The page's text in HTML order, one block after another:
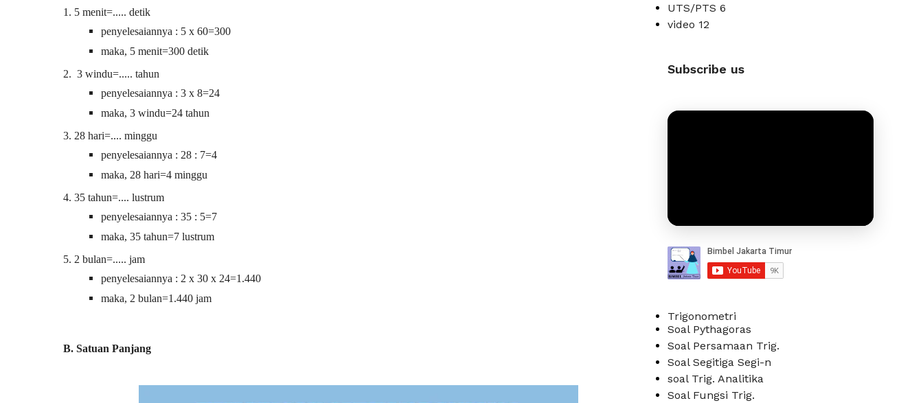
1. 5 menit=..... detik
penyelesaiannya : 5 x 60=300
maka, 5 menit=300 detik
2. 3 windu=..... tahun
penyelesaiannya : 3 x 8=24
maka, 3 windu=24 tahun
3. 28 hari=.... minggu
penyelesaiannya : 28 : 7=4
maka, 28 hari=4 minggu
4. 35 tahun=.... lustrum
penyelesaiannya : 35 : 5=7
maka, 35 tahun=7 lustrum
5. 2 bulan=..... jam
penyelesaiannya : 2 x 30 x 24=1.440
maka, 2 bulan=1.440 jam
B. Satuan Panjang
UTS/PTS 6
video 12
Subscribe us
Trigonometri
Soal Pythagoras
Soal Persamaan Trig.
Soal Segitiga Segi-n
soal Trig. Analitika
Soal Fungsi Trig.